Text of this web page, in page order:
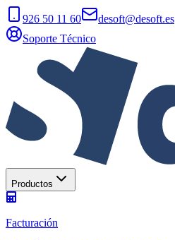
926 50 11 60
desoft@desoft.es
Soporte Técnico
Productos
Facturación